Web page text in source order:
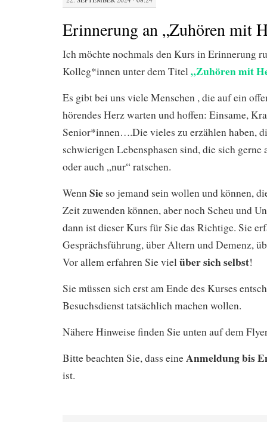
Erinnerung an „Zuhören mit
Ich möchte nochmals den Kurs in Erinnerung
Kolleg*innen unter dem Titel„Zuhören mit
Es gibt bei uns viele Menschen , die auf ein
hörendes Herz warten und hoffen: Einsame,
Senior*innen….Die vieles zu erzählen haben,
schwierigen Lebensphasen sind, die sich gerne
oder auch „nur“ ratschen.
WennSie so jemand sein wollen und können,
Zeit zuwenden können, aber noch Scheu und
dann ist dieser Kurs für Sie das Richtige. Sie
Gesprächsführung, über Altern und Demenz,
Vor allem erfahren Sie vielüber sich selbst!
Sie müssen sich erst am Ende des Kurses
Besuchsdienst tatsächlich machen wollen.
Nähere Hinweise finden Sie unten auf dem
Bitte beachten Sie, dass eineAnmeldung bis
ist.